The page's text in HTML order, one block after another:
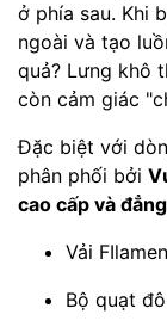
ở phía sau. Khi
ngoài và tạo
quả? Lưng khô
còn cảm giác
Đặc biệt với
phân phối bởi
cao cấp và
Vải
Bộ quạt